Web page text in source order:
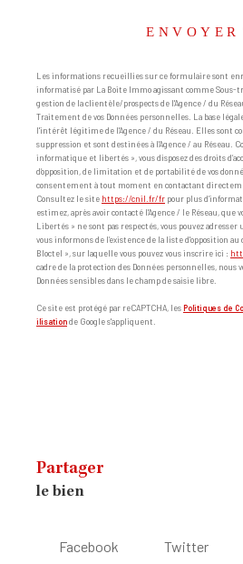
ENVOYER
Les informations recueillies sur ce formulaire sont
informatisé par La Boite Immo agissant comme
gestion de la clientèle/prospects de l'Agence / du
Traitement de vos Données personnelles. La base
l'intérêt légitime de l'Agence / du Réseau. Elles sont
suppression et sont destinées à l'Agence / au Réseau.
informatique et libertés », vous disposez des droits
d’opposition, de limitation et de portabilité de vos
consentement à tout moment en contactant
Consultez le site https://cnil.fr/fr pour plus
estimez, après avoir contacté l'Agence / le Réseau, que
Libertés » ne sont pas respectés, vous pouvez
vous informons de l’existence de la liste d'opposition
Bloctel », sur laquelle vous pouvez vous inscrire ici :
cadre de la protection des Données personnelles, nous
Données sensibles dans le champ de saisie libre.
Ce site est protégé par reCAPTCHA, lesPolitiques de
ilisationde Google s'appliquent.
partager
le bien
Facebook Twitter